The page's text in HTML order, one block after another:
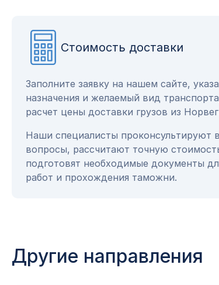
Стоимость доставки
Заполните заявку на нашем сайте,
назначения и желаемый вид
расчет цены доставки грузов из
Наши специалисты проконсультируют
вопросы, рассчитают точную
подготовят необходимые документы
работ и прохождения таможни.
Другие направления